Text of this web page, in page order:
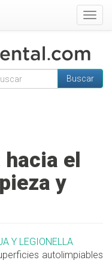
de
Buscar
el
y
Y LEGIONELLA
autolimpiables